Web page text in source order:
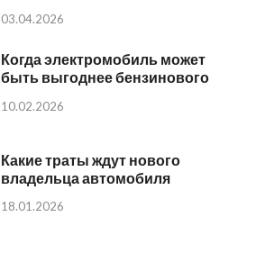
03.04.2026
Когда электромобиль может
быть выгоднее бензинового
10.02.2026
Какие траты ждут нового
владельца автомобиля
18.01.2026